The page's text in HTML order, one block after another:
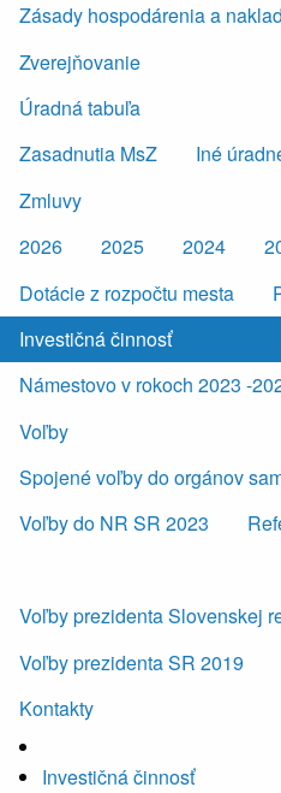
Zásady hospodárenia a
Zverejňovanie
Úradná tabuľa
Zasadnutia MsZ
Iné
Zmluvy
2026
2025 2024
Dotácie z rozpočtu mesta
Investičná činnosť
Námestovo v rokoch 2023 -
Voľby
Spojené voľby do orgánov
Voľby do NR SR 2023
Voľby prezidenta Slovenskej
Voľby prezidenta SR 2019
Kontakty
Investičná činnosť